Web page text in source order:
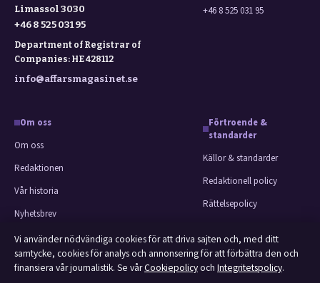
Limassol 3030
+46 8 525 031 95
Department of Registrar of
Companies: HE 428112
info@affarsmagasinet.se
+46 8 525 031 95
Om oss
Om oss
Redaktionen
Vår historia
Nyhetsbrev
Tipsa oss
Kontakt
Förtroende &
standarder
Källor & standarder
Redaktionell policy
Rättelsepolicy
Ägande & finansiering
Integritetspolicy
Vi använder nödvändiga cookies för att driva sajten och, med ditt
samtycke, cookies för analys och annonsering för att förbättra den och
finansiera vår journalistik. Se vårCookiepolicyoch Integritetspolicy.